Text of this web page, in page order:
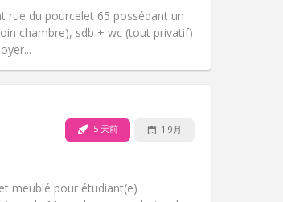
rue du pourcelet 65 possédant un
chambre), sdb + wc (tout privatif)
学习氛围, 温馨, 安静
5 天前 1 9月
meublé pour étudiant(e)
安静, 学习氛围